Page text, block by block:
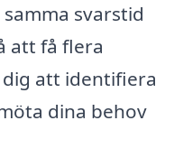
svarstid
att få flera
att identifiera
dina behov